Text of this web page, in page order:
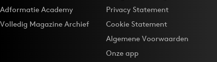
Adformatie Academy
Volledig Magazine Archief
Privacy Statement
Cookie Statement
Algemene Voorwaarden
Onze app